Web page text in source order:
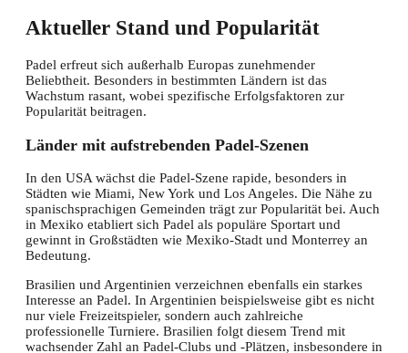
Aktueller Stand und Popularität
Padel erfreut sich außerhalb Europas zunehmender
Beliebtheit. Besonders in bestimmten Ländern ist das
Wachstum rasant, wobei spezifische Erfolgsfaktoren zur
Popularität beitragen.
Länder mit aufstrebenden Padel-Szenen
In den USA wächst die Padel-Szene rapide, besonders in
Städten wie Miami, New York und Los Angeles. Die Nähe zu
spanischsprachigen Gemeinden trägt zur Popularität bei. Auch
in Mexiko etabliert sich Padel als populäre Sportart und
gewinnt in Großstädten wie Mexiko-Stadt und Monterrey an
Bedeutung.
Brasilien und Argentinien verzeichnen ebenfalls ein starkes
Interesse an Padel. In Argentinien beispielsweise gibt es nicht
nur viele Freizeitspieler, sondern auch zahlreiche
professionelle Turniere. Brasilien folgt diesem Trend mit
wachsender Zahl an Padel-Clubs und -Plätzen, insbesondere in